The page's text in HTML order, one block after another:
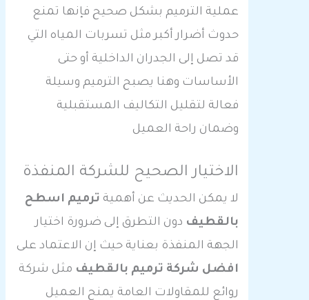
عملية الترميم بشكل صحيح فإنها تمنع
حدوث أضرار أكبر مثل تسربات المياه التي
قد تصل إلى الجدران الداخلية أو حتى
الأساسات وهنا يصبح الترميم وسيلة
فعالة لتقليل التكاليف المستقبلية
وضمان راحة العميل
الاختيار الصحيح للشركة المنفذة
لا يمكن الحديث عن أهميةترميم اسطح
بالقطيفدون التطرق إلى ضرورة اختيار
الجهة المنفذة بعناية حيث إن الاعتماد على
افضل شركة ترميم بالقطيفمثل شركة
روائع للمقاولات العامة يمنح العميل